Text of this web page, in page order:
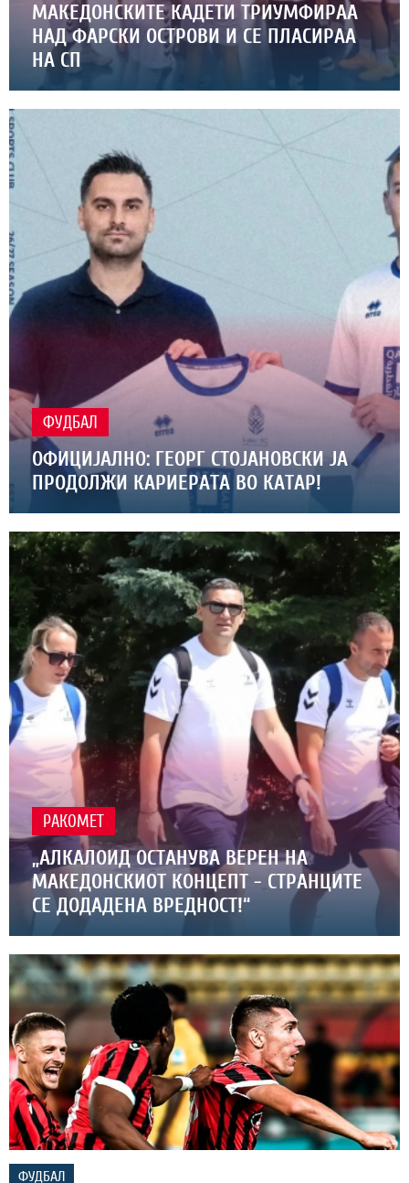
МАКЕДОНСКИТЕ КАДЕТИ ТРИУМФИРАА
НАД ФАРСКИ ОСТРОВИ И СЕ ПЛАСИРАА
НА СП
ФУДБАЛ
ОФИЦИЈАЛНО: ГЕОРГ СТОЈАНОВСКИ ЈА
ПРОДОЛЖИ КАРИЕРАТА ВО КАТАР!
РАКОМЕТ
„АЛКАЛОИД ОСТАНУВА ВЕРЕН НА
МАКЕДОНСКИОТ КОНЦЕПТ - СТРАНЦИТЕ
СЕ ДОДАДЕНА ВРЕДНОСТ!“
ФУДБАЛ